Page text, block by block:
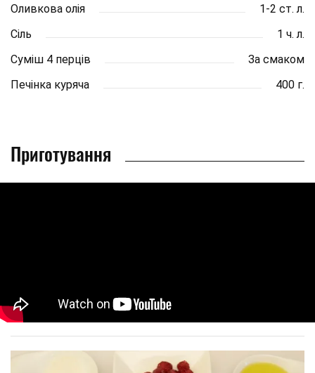
Оливкова олія
1-2 ст. л.
Сіль
1 ч. л.
Суміш 4 перців
За смаком
Печінка куряча
400 г.
Приготування